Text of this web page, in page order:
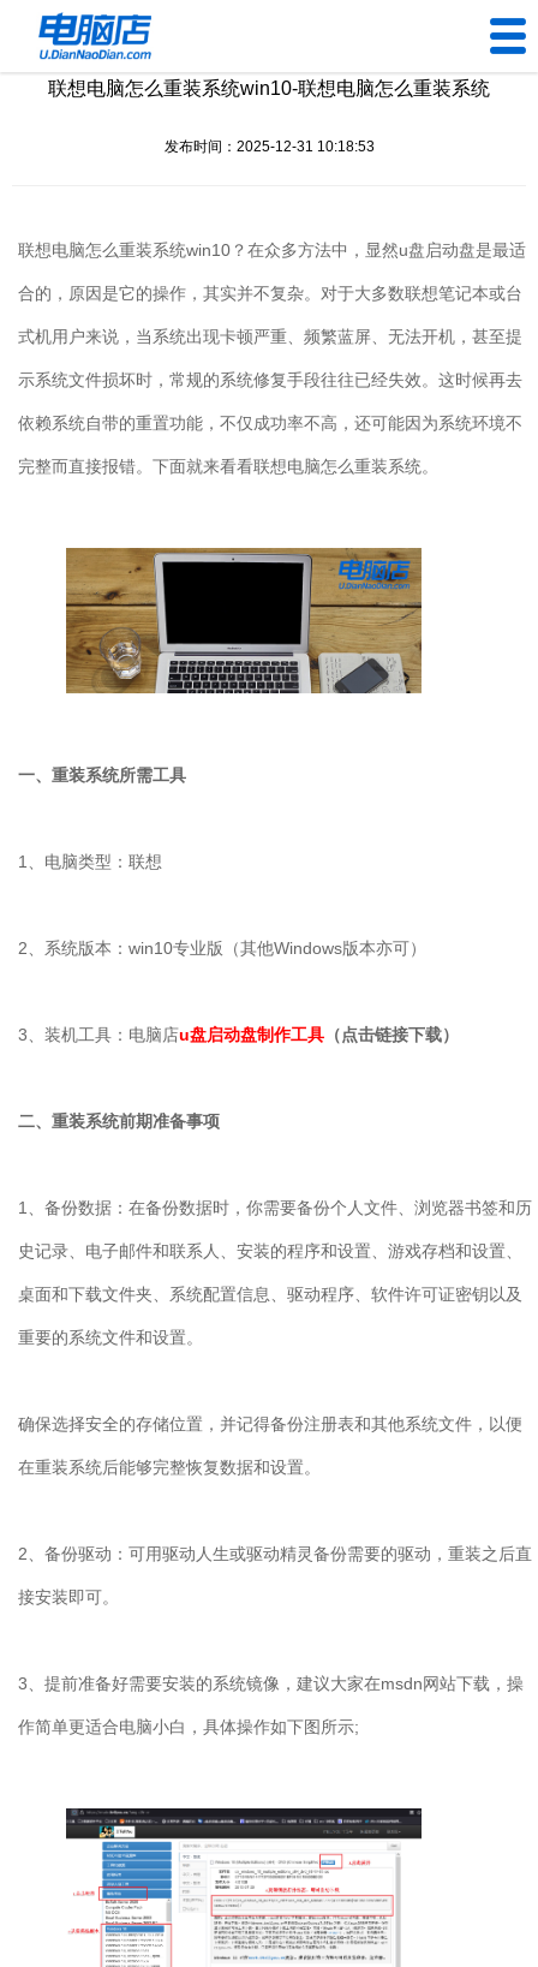
U盘工具
装机问题
电脑问题
联想电脑怎么重装系统win10-联想电脑怎么重装系统
发布时间：2025-12-31 10:18:53
联想电脑怎么重装系统win10 ？在众多方法中，显然u盘启动盘是最适
合的，原因是它的操作，其实并不复杂。对于大多数联想笔记本或台
式机用户来说，当系统出现卡顿严重、频繁蓝屏、无法开机，甚至提
示系统文件损坏时，常规的系统修复手段往往已经失效。这时候再去
依赖系统自带的重置功能，不仅成功率不高，还可能因为系统环境不
完整而直接报错。下面就来看看联想电脑怎么重装系统。
一、重装系统所需工具
1、电脑类型：联想
2、系统版本： win10专业版（其他Windows版本亦可）
3、装机工具：电脑店u盘启动盘制作工具 （点击链接下载）
二、重装系统前期准备事项
1、备份数据：在备份数据时，你需要备份个人文件、浏览器书签和历
史记录、电子邮件和联系人、安装的程序和设置、游戏存档和设置、
桌面和下载文件夹、系统配置信息、驱动程序、软件许可证密钥以及
重要的系统文件和设置。
确保选择安全的存储位置，并记得备份注册表和其他系统文件，以便
在重装系统后能够完整恢复数据和设置。
2、备份驱动：可用驱动人生或驱动精灵备份需要的驱动，重装之后直
接安装即可。
3、提前准备好需要安装的系统镜像，建议大家在msdn网站下载，操
作简单更适合电脑小白，具体操作如下图所示;